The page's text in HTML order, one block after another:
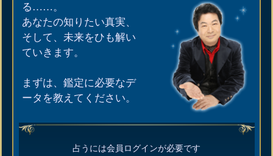
る……。
あなたの知りたい真実、
そして、未来をひも解い
ていきます。
まずは、鑑定に必要なデ
ータを教えてください。
占うには会員ログインが必要です